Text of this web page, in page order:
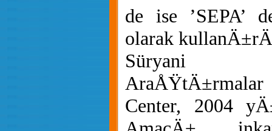
de ise ’SEPA’
olarak
Süryani
Center, 2004